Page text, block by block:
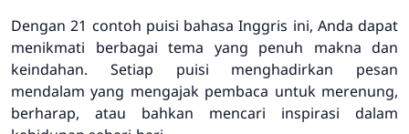
Dengan 21 contoh puisi bahasa Inggris ini, Anda dapat
menikmati berbagai tema yang penuh makna dan
keindahan. Setiap puisi menghadirkan pesan
mendalam yang mengajak pembaca untuk merenung,
berharap, atau bahkan mencari inspirasi dalam